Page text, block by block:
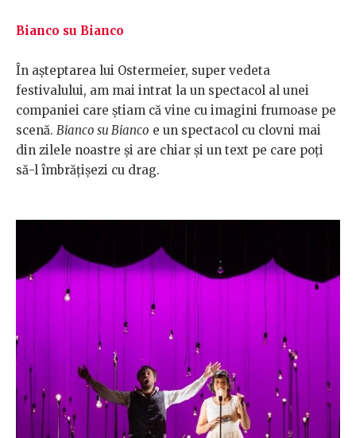
Bianco su Bianco
În așteptarea lui Ostermeier, super vedeta
festivalului, am mai intrat la un spectacol al unei
companiei care știam că vine cu imagini frumoase pe
scenă. Bianco su Bianco e un spectacol cu clovni mai
din zilele noastre și are chiar și un text pe care poți
să-l îmbrățișezi cu drag.